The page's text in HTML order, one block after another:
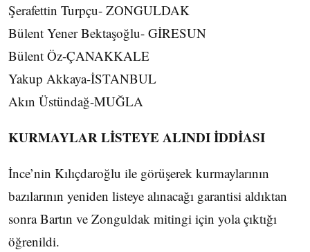
Şerafettin Turpçu- ZONGULDAK
Bülent Yener Bektaşoğlu- GİRESUN
Bülent Öz-ÇANAKKALE
Yakup Akkaya-İSTANBUL
Akın Üstündağ-MUĞLA
KURMAYLAR LİSTEYE ALINDI İDDİASI
İnce’nin Kılıçdaroğlu ile görüşerek kurmaylarının
bazılarının yeniden listeye alınacağı garantisi aldıktan
sonra Bartın ve Zonguldak mitingi için yola çıktığı
öğrenildi.